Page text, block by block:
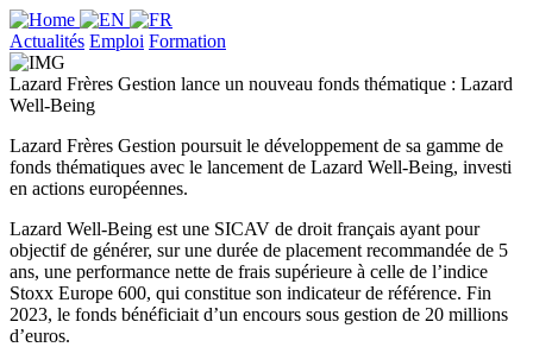
Actualités Emploi Formation
Lazard Frères Gestion lance un nouveau fonds thématique : Lazard
Well-Being
Lazard Frères Gestion poursuit le développement de sa gamme de
fonds thématiques avec le lancement de Lazard Well-Being, investi
en actions européennes.
Lazard Well-Being est une SICAV de droit français ayant pour
objectif de générer, sur une durée de placement recommandée de 5
ans, une performance nette de frais supérieure à celle de l’indice
Stoxx Europe 600, qui constitue son indicateur de référence. Fin
2023, le fonds bénéficiait d’un encours sous gestion de 20 millions
d’euros.